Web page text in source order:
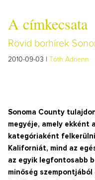
A címkecsata
Rövid borhírek
2010-09-03 | Tóth Adrienn
Sonoma County
megyéje, amely ekként
kategóriaként
Kaliforniát, mind az
az egyik legfontosabb
minőség szempontjából